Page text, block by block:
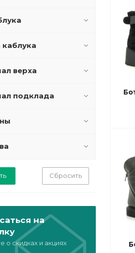
верха
подклада
Сбросить
на
о скидках и акциях